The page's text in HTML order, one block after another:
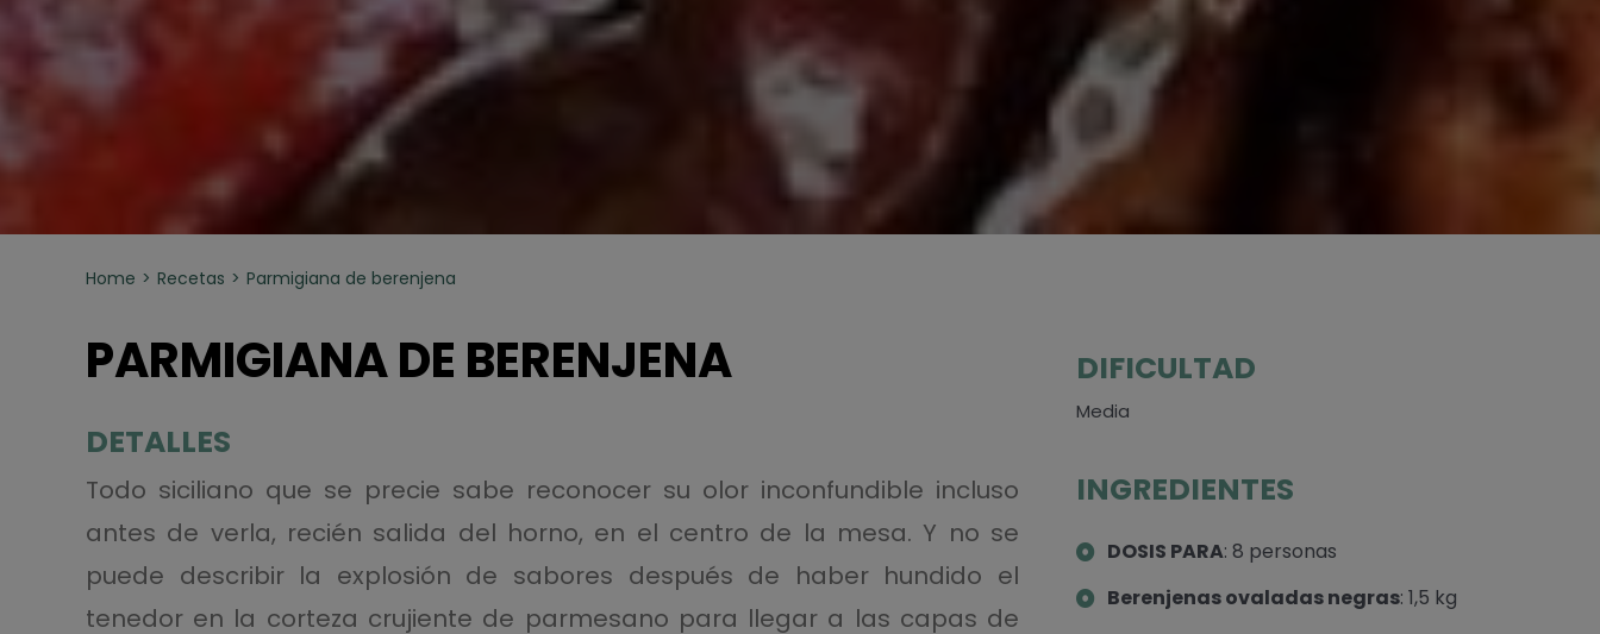
Home Recetas Parmigiana de berenjena
PARMIGIANA DE BERENJENA
DETALLES
Todo siciliano que se precie sabe reconocer su olor inconfundible incluso
antes de verla, recién salida del horno, en el centro de la mesa. Y no se
puede describir la explosión de sabores después de haber hundido el
tenedor en la corteza crujiente de parmesano para llegar a las capas de
DIFICULTAD
Media
INGREDIENTES
DOSIS PARA: 8 personas
Berenjenas ovaladas negras: 1,5 kg